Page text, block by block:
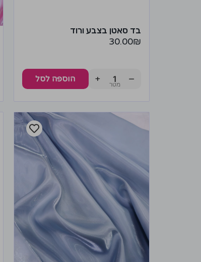
בד סאטן בצבע ורוד
30.00₪
−
+ הוספה לסל